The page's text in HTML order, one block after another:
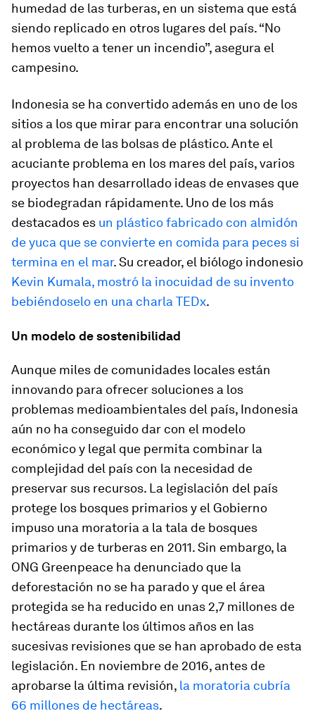
humedad de las turberas, en un sistema que está
siendo replicado en otros lugares del país. “No
hemos vuelto a tener un incendio”, asegura el
campesino.
Indonesia se ha convertido además en uno de los
sitios a los que mirar para encontrar una solución
al problema de las bolsas de plástico. Ante el
acuciante problema en los mares del país, varios
proyectos han desarrollado ideas de envases que
se biodegradan rápidamente. Uno de los más
destacados es un plástico fabricado con almidón
de yuca que se convierte en comida para peces si
termina en el mar. Su creador, el biólogo indonesio
Kevin Kumala, mostró la inocuidad de su invento
bebiéndoselo en una charla TEDx.
Un modelo de sostenibilidad
Aunque miles de comunidades locales están
innovando para ofrecer soluciones a los
problemas medioambientales del país, Indonesia
aún no ha conseguido dar con el modelo
económico y legal que permita combinar la
complejidad del país con la necesidad de
preservar sus recursos. La legislación del país
protege los bosques primarios y el Gobierno
impuso una moratoria a la tala de bosques
primarios y de turberas en 2011. Sin embargo, la
ONG Greenpeace ha denunciado que la
deforestación no se ha parado y que el área
protegida se ha reducido en unas 2,7 millones de
hectáreas durante los últimos años en las
sucesivas revisiones que se han aprobado de esta
legislación. En noviembre de 2016, antes de
aprobarse la última revisión, la moratoria cubría
66 millones de hectáreas.